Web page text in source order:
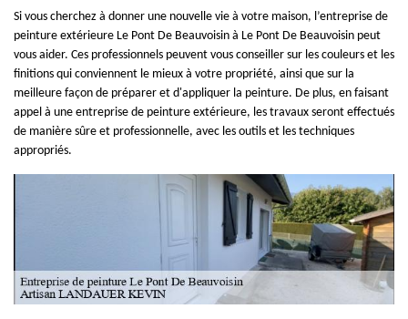
Si vous cherchez à donner une nouvelle vie à votre maison, l’entreprise de
peinture extérieure Le Pont De Beauvoisin à Le Pont De Beauvoisin peut
vous aider. Ces professionnels peuvent vous conseiller sur les couleurs et les
finitions qui conviennent le mieux à votre propriété, ainsi que sur la
meilleure façon de préparer et d'appliquer la peinture. De plus, en faisant
appel à une entreprise de peinture extérieure, les travaux seront effectués
de manière sûre et professionnelle, avec les outils et les techniques
appropriés.